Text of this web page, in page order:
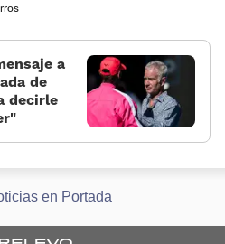
a
de
decirle
en Portada